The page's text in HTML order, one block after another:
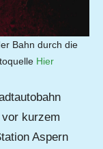
Bahn durch die
Hier
kurzem
Aspern